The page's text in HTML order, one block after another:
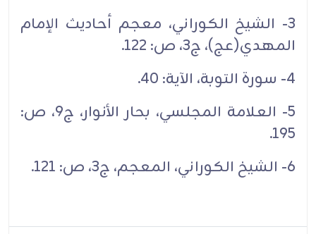
3- الشيخ الكوراني، معجم أحاديث الإمام
المهدي(عج)، ج3، ص: 122.‏
4- سورة التوبة، الآية: 40.‏
5- العلامة المجلسي، بحار الأنوار، ج9، ص:
195.‏
6- الشيخ الكوراني، المعجم، ج3، ص: 121.‏